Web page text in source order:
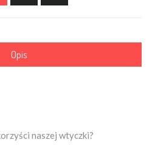
Opis
naszej wtyczki?